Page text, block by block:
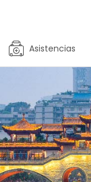
Asistencias